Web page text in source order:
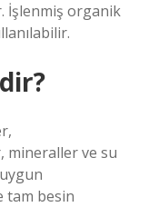
İşlenmiş organik
mineraller ve su
tam besin